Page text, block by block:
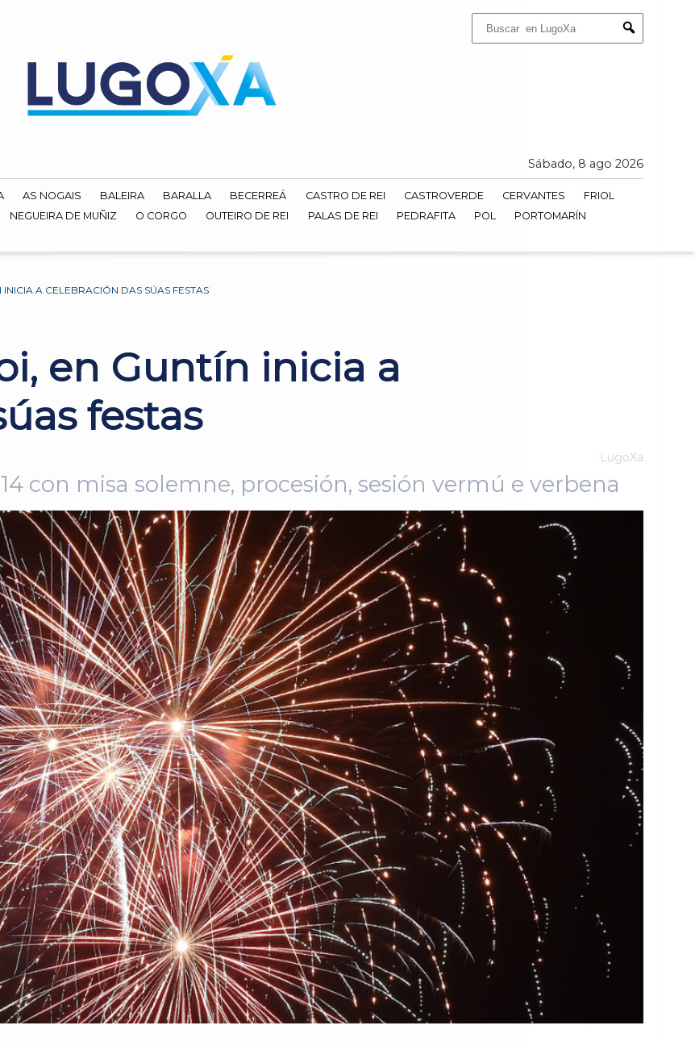
Submit
Sábado, 8 ago 2026
AS NOGAIS BALEIRA BARALLA BECERREÁ CASTRO DE REI CASTROVERDE CERVANTES
FRIOL
NEGUEIRA DE MUÑIZ O CORGO OUTEIRO DE REI PALAS DE REI PEDRAFITA POL
PORTOMARÍN
A CELEBRACIÓN DAS SÚAS FESTAS
en Guntín inicia a
festas
LugoXa
con misa solemne, procesión, sesión vermú e verbena